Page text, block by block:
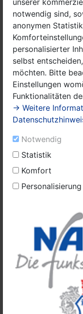
unserer
notwendig sind,
anonymen
personalisierter
selbst
möchten. Bitte
Einstellungen
Funktionalitäten
→ Weitere
Notwendig
Statistik
Komfort
Personalisierung
Die beiden
Nauens
begrüßt. In seiner
aktuellen
„Sportplatz fertig -
baut noch - sie
Wachow: überall
schicker, Stück für
Damit bewegte
Edekas
abschließenden
Wohnen und